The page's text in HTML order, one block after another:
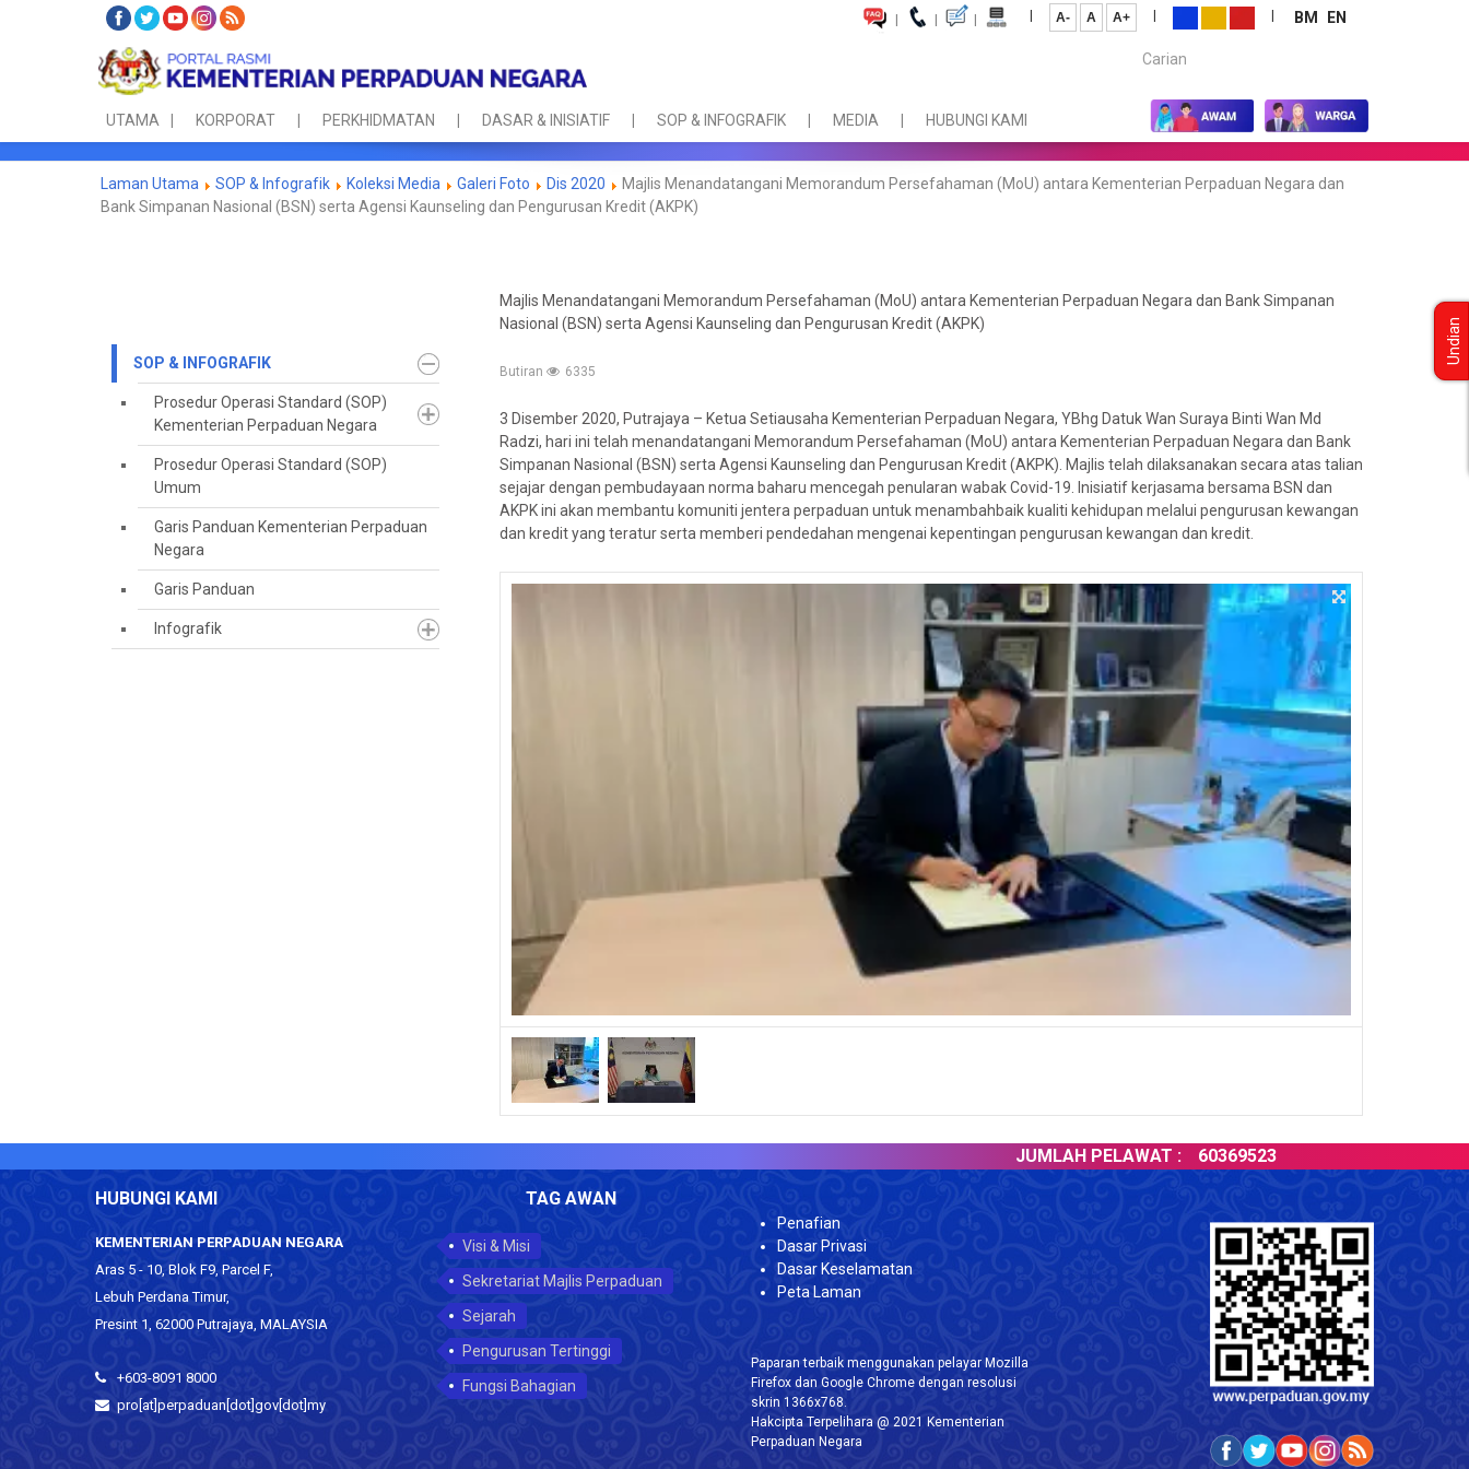
| | | | A- A A+ | | BM
EN
Carian...
UTAMA KORPORAT PERKHIDMATAN DASAR & INISIATIF SOP & INFOGRAFIK MEDIA HUBUNGI KAMI
Laman Utama SOP & Infografik Koleksi Media Galeri Foto Dis 2020
Majlis Menandatangani Memorandum Persefahaman (MoU) antara Kementerian Perpaduan Negara dan
Bank Simpanan Nasional (BSN) serta Agensi Kaunseling dan Pengurusan Kredit (AKPK)
SOP & INFOGRAFIK
Prosedur Operasi Standard (SOP)
Kementerian Perpaduan Negara
Prosedur Operasi Standard (SOP)
Umum
Garis Panduan Kementerian Perpaduan
Negara
Garis Panduan
Infografik
Majlis Menandatangani Memorandum Persefahaman (MoU) antara Kementerian Perpaduan Negara dan Bank Simpanan
Nasional (BSN) serta Agensi Kaunseling dan Pengurusan Kredit (AKPK)
Butiran 6335
3 Disember 2020, Putrajaya – Ketua Setiausaha Kementerian Perpaduan Negara, YBhg Datuk Wan Suraya Binti Wan Md
Radzi, hari ini telah menandatangani Memorandum Persefahaman (MoU) antara Kementerian Perpaduan Negara dan Bank
Simpanan Nasional (BSN) serta Agensi Kaunseling dan Pengurusan Kredit (AKPK). Majlis telah dilaksanakan secara atas talian
sejajar dengan pembudayaan norma baharu mencegah penularan wabak Covid-19. Inisiatif kerjasama bersama BSN dan
AKPK ini akan membantu komuniti jentera perpaduan untuk menambahbaik kualiti kehidupan melalui pengurusan kewangan
dan kredit yang teratur serta memberi pendedahan mengenai kepentingan pengurusan kewangan dan kredit.
JUMLAH PELAWAT : 60369523
HUBUNGI KAMI
KEMENTERIAN PERPADUAN NEGARA
Aras 5 - 10, Blok F9, Parcel F,
Lebuh Perdana Timur,
Presint 1, 62000 Putrajaya, MALAYSIA
+603-8091 8000
pro[at]perpaduan[dot]gov[dot]my
TAG AWAN
Visi & Misi
Sekretariat Majlis Perpaduan
Sejarah
Pengurusan Tertinggi
Fungsi Bahagian
Penafian
Dasar Privasi
Dasar Keselamatan
Peta Laman
Paparan terbaik menggunakan pelayar Mozilla
Firefox dan Google Chrome dengan resolusi
skrin 1366x768.
Hakcipta Terpelihara @ 2021 Kementerian
Perpaduan Negara
Undian